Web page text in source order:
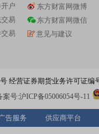
质押：截止2026年07月17
质押总笔数2笔
调研：2026年07月13日披
户
易
易
东方财富网微博
东方财富网微信
意见与建议
经营证券期货业务许可证编
案号:沪ICP备05006054号-11
告服务 供应商平台